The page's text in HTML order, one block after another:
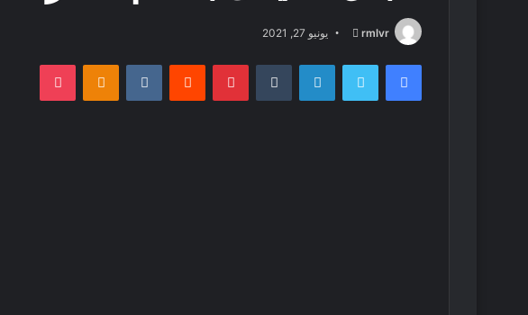
rmlvr
أرسل
إلكترونيا
يونيو 27, 2021
فيسبوك تويتر لينكدإن بينتيريست Odnoklassniki
بوكيت